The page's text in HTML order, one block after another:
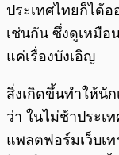
ประเทศไทยก็ได้อ
เช่นกัน ซึ่งดูเหมือ
แค่เรื่องบังเอิญ
สิ่งเกิดขึ้นทำให้นั
ว่า ในไม่ช้าประเ
แพลตฟอร์มเว็บเท